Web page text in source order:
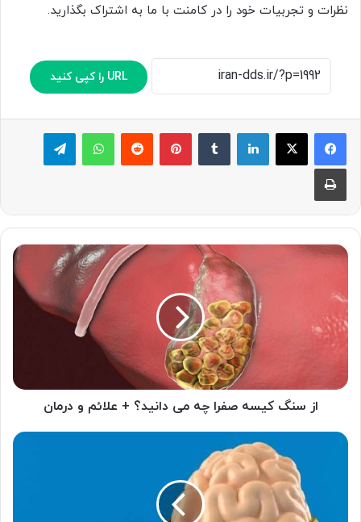
نظرات و تجربیات خود را در کامنت با ما به اشتراک بگذارید.
URL را کپی کنید
لینکدین ‫تامبلر پینترست‫رددیت واتس آپ تلگرام
چاپ
از
صفرا
چه
می
علائم
از سنگ کیسه صفرا چه می دانید؟ + علائم و درمان
درباره